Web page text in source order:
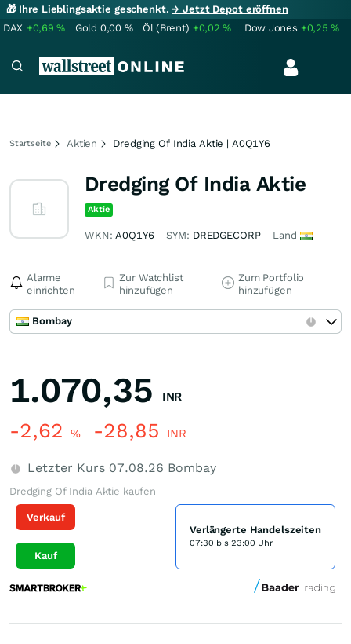
🎁 Ihre Lieblingsaktie geschenkt.→ Jetzt Depot eröffnen
DAX +0,69% Gold 0,00 % Öl (Brent) +0,02% Dow Jones +0,25%
Startseite Aktien Dredging Of India Aktie | A0Q1Y6
Dredging Of India Aktie
Aktie
WKN:A0Q1Y6 SYM: DREDGECORP Land
Alarme
einrichten
Zur Watchlist
hinzufügen
Zum Portfolio
hinzufügen
Bombay
1.070,35 INR
-2,62 % -28,85 INR
Letzter Kurs 07.08.26 Bombay
Dredging Of India Aktie kaufen
Verkauf
Kauf
Verlängerte Handelszeiten
07:30 bis 23:00 Uhr